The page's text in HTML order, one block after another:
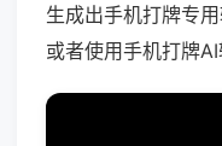
生成出手机打牌专
或者使用手机打牌AI